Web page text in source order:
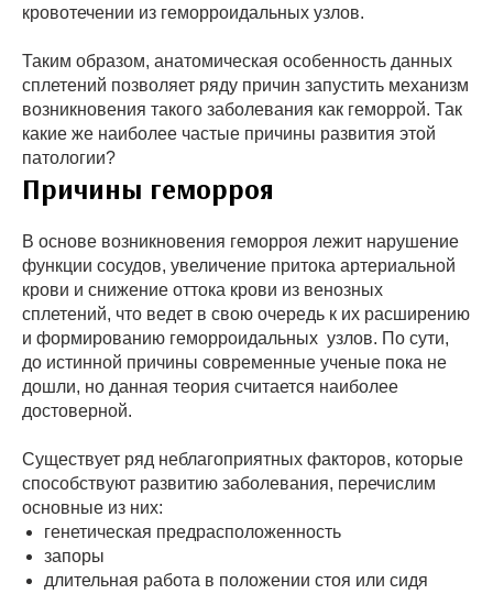
кровотечении из геморроидальных узлов.
Таким образом, анатомическая особенность данных
сплетений позволяет ряду причин запустить механизм
возникновения такого заболевания как геморрой. Так
какие же наиболее частые причины развития этой
патологии?
Причины геморроя
В основе возникновения геморроя лежит нарушение
функции сосудов, увеличение притока артериальной
крови и снижение оттока крови из венозных
сплетений, что ведет в свою очередь к их расширению
и формированию геморроидальных узлов. По сути,
до истинной причины современные ученые пока не
дошли, но данная теория считается наиболее
достоверной.
Существует ряд неблагоприятных факторов, которые
способствуют развитию заболевания, перечислим
основные из них:
генетическая предрасположенность
запоры
длительная работа в положении стоя или сидя